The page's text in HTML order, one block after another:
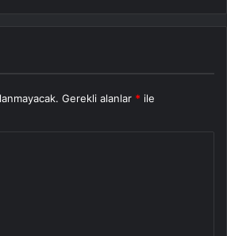
Gerekli alanlar * ile